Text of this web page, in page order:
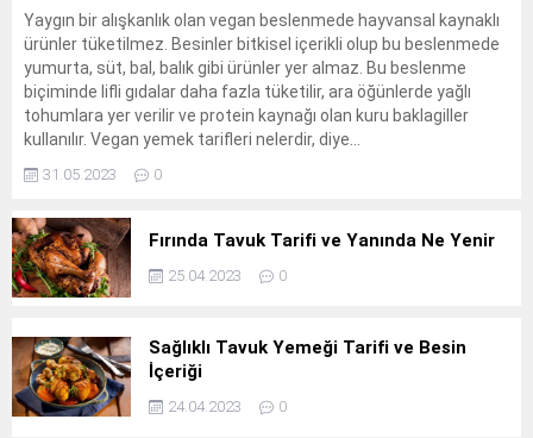
Yaygın bir alışkanlık olan vegan beslenmede hayvansal kaynaklı
ürünler tüketilmez. Besinler bitkisel içerikli olup bu beslenmede
yumurta, süt, bal, balık gibi ürünler yer almaz. Bu beslenme
biçiminde lifli gıdalar daha fazla tüketilir, ara öğünlerde yağlı
tohumlara yer verilir ve protein kaynağı olan kuru baklagiller
kullanılır. Vegan yemek tarifleri nelerdir, diye...
31.05.2023 0
Fırında Tavuk Tarifi ve Yanında Ne Yenir
25.04.2023 0
Sağlıklı Tavuk Yemeği Tarifi ve Besin
İçeriği
24.04.2023 0